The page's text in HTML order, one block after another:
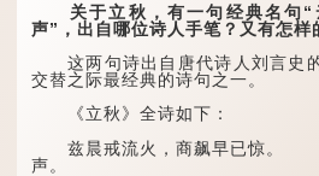
关于立秋，有一句经典名句“
声”，出自哪位诗人手笔？又有怎样
这两句诗出自唐代诗人刘言史
交替之际最经典的诗句之一。
《立秋》全诗如下：
兹晨戒流火，商飙早已惊。
声。